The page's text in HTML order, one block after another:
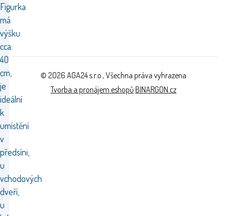
Figurka
má
výšku
cca.
40
cm,
je
ideální
k
umístění
v
předsíni,
u
vchodových
dveří,
u
© 2026 AGA24 s.r.o., Všechna práva vyhrazena
Tvorba a pronájem eshopů BINARGON.cz